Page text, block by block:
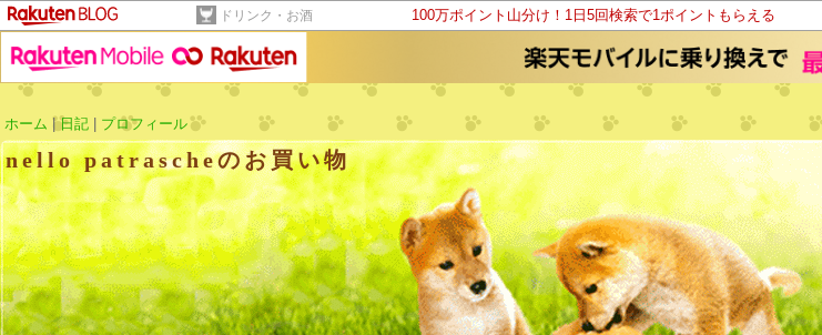
ドリンク・お酒 100万ポイント山分け！1日5回検索で1ポイントもらえる
ホーム |日記 プロフィール
nello patrascheのお買い物